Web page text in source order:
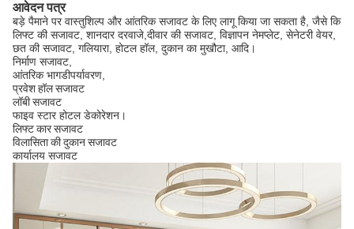
आवेदन पत्र
बड़े पैमाने पर वास्तुशिल्प और आंतरिक सजावट के लिए लागू किया जा सकता है, जैसे कि
लिफ्ट की सजावट, शानदार दरवाजे, दीवार की सजावट, विज्ञापन नेमप्लेट, सेनेटरी वेयर,
छत की सजावट, गलियारा, होटल हॉल, दुकान का मुखौटा, आदि।
निर्माण सजावट,
आंतरिक भागडीपर्यावरण
प्रवेश हॉल सजावट
लॉबी सजावट
फाइव स्टार होटल डेकोरेशन।
लिफ्ट कार सजावट
विलासिता की दुकान सजावट
कार्यालय सजावट